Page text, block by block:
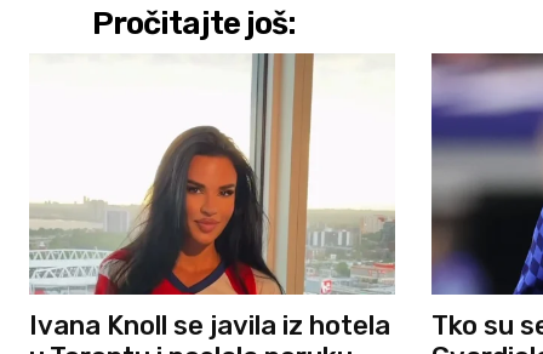
Pročitajte još:
Ivana Knoll se javila iz hotela
Tko su